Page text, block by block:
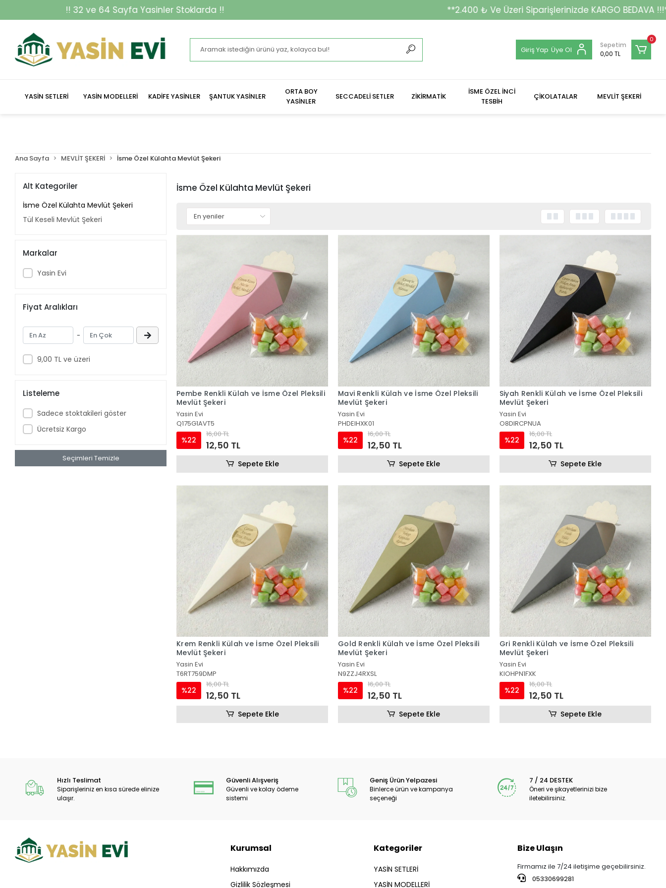
!! 32 ve 64 Sayfa Yasinler Stoklarda !! **2.400 ₺ Ve Üzeri Siparişlerinizde KARGO BEDAVA !!!**
Giriş Yap Üye Ol
0
Sepetim
0,00 TL
YASİN SETLERİ YASİN MODELLERİ KADİFE YASİNLER ŞANTUK YASİNLER
ORTA BOY
YASİNLER
SECCADELİ SETLER ZİKİRMATİK
İSME ÖZEL İNCİ
TESBİH
ÇİKOLATALAR MEVLİT ŞEKERİ
Ana Sayfa MEVLİT ŞEKERİ İsme Özel Külahta Mevlüt Şekeri
Alt Kategoriler
İsme Özel Külahta Mevlüt Şekeri
Tül Keseli Mevlüt Şekeri
Markalar
Yasin Evi
Fiyat Aralıkları
-
9,00 TL ve üzeri
Listeleme
Sadece stoktakileri göster
Ücretsiz Kargo
Seçimleri Temizle
İsme Özel Külahta Mevlüt Şekeri
Pembe Renkli Külah ve İsme Özel Pleksili
Mevlüt Şekeri
Yasin Evi
Q175G1AVT5
%22
16,00 TL
12,50 TL
Sepete Ekle
Mavi Renkli Külah ve İsme Özel Pleksili
Mevlüt Şekeri
Yasin Evi
PHDEIHXK01
%22
16,00 TL
12,50 TL
Sepete Ekle
Siyah Renkli Külah ve İsme Özel Pleksili
Mevlüt Şekeri
Yasin Evi
O8DIRCPNUA
%22
16,00 TL
12,50 TL
Sepete Ekle
Krem Renkli Külah ve İsme Özel Pleksili
Mevlüt Şekeri
Yasin Evi
T6RT759DMP
%22
16,00 TL
12,50 TL
Sepete Ekle
Gold Renkli Külah ve İsme Özel Pleksili
Mevlüt Şekeri
Yasin Evi
N9ZZJ4RXSL
%22
16,00 TL
12,50 TL
Sepete Ekle
Gri Renkli Külah ve İsme Özel Pleksili
Mevlüt Şekeri
Yasin Evi
KIOHPN1FXK
%22
16,00 TL
12,50 TL
Sepete Ekle
Hızlı Teslimat
Siparişleriniz en kısa sürede elinize
ulaşır.
Güvenli Alışveriş
Güvenli ve kolay ödeme
sistemi
Geniş Ürün Yelpazesi
Binlerce ürün ve kampanya
seçeneği
7 / 24 DESTEK
Öneri ve şikayetlerinizi bize
iletebilirsiniz.
Kurumsal
Hakkımızda
Gizlilik Sözleşmesi
Kategoriler
YASİN SETLERİ
YASİN MODELLERİ
Bize Ulaşın
Firmamız ile 7/24 iletişime geçebilirsiniz.
05330699281